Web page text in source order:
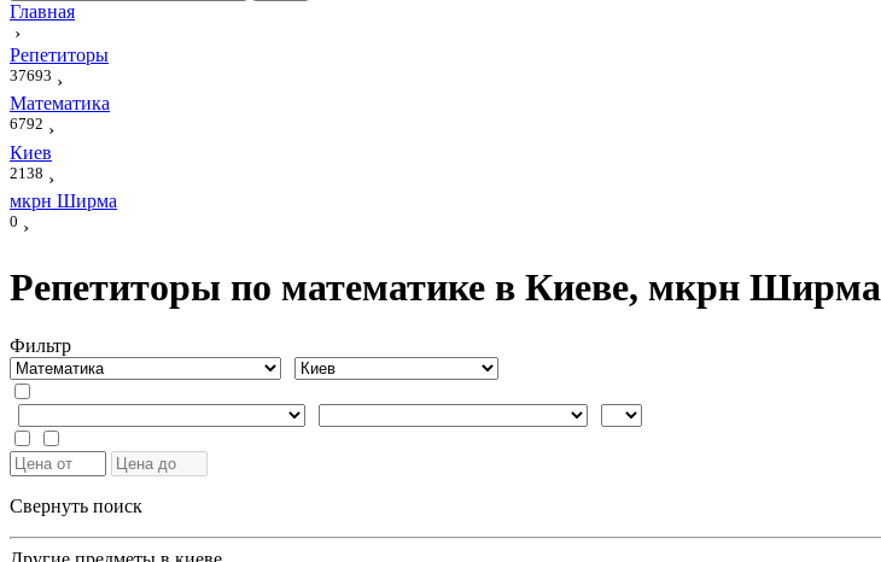
Главная
›
Репетиторы
37693 ›
Математика
6792 ›
Киев
2138 ›
мкрн Ширма
0 ›
Репетиторы по математике в Киеве, мкрн Ширма
Фильтр
Свернуть поиск